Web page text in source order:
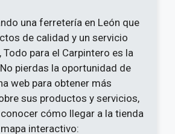
una ferretería en León que
de calidad y un servicio
para el Carpintero es la
pierdas la oportunidad de
web para obtener más
sus productos y servicios,
cómo llegar a la tienda
interactivo: